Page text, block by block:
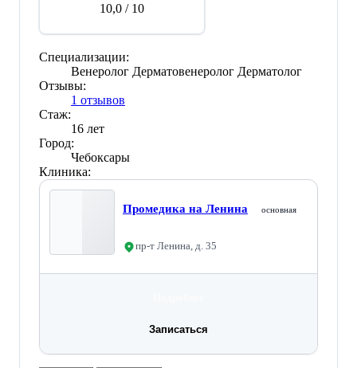
10,0 / 10
Специализации:
Венеролог Дерматовенеролог Дерматолог
Отзывы:
1 отзывов
Стаж:
16 лет
Город:
Чебоксары
Клиника:
Промедика на Ленина основная
пр-т Ленина, д. 35
Записаться